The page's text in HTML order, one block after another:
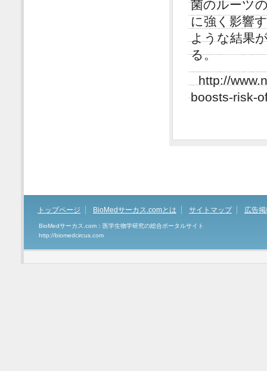
菌のルーツ
に強く影響
ような結果
る。
http://
boosts-risk-
トップページ BioMedサーカス.comとは サイトマップ 広告
BioMedサーカス.com：医学生物学研究の総合ポータルサイト
http://biomedcircus.com